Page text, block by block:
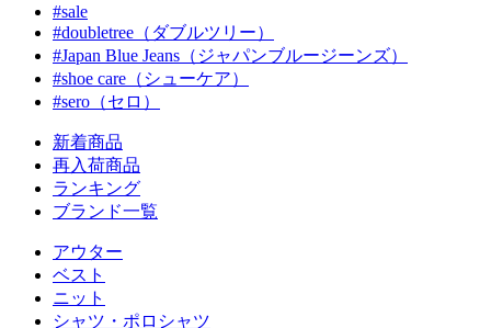
#sale
#doubletree（ダブルツリー）
#Japan Blue Jeans（ジャパンブルージーンズ）
#shoe care（シューケア）
#sero（セロ）
新着商品
再入荷商品
ランキング
ブランド一覧
アウター
ベスト
ニット
シャツ・ポロシャツ